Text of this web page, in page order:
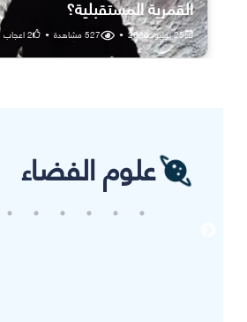
القمرية المستقبلية؟
25 يوليو، 2026 •
527مشاهدة •
2اعجاب
علوم الفضاء